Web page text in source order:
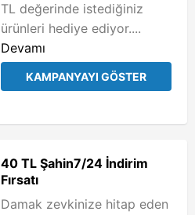
TL değerinde istediğiniz
ürünleri hediye ediyor....
Devamı
KAMPANYAYI GÖSTER
40 TL Şahin7/24 İndirim
Fırsatı
Damak zevkinize hitap eden